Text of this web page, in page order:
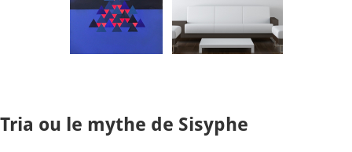
Tria ou le mythe de Sisyphe